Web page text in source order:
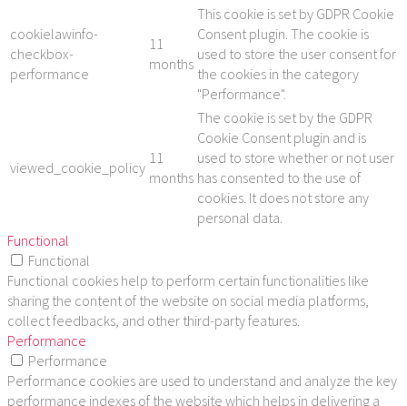
cookielawinfo-
checkbox-
performance
11
months
This cookie is set by GDPR Cookie
Consent plugin. The cookie is
used to store the user consent for
the cookies in the category
"Performance".
viewed_cookie_policy
11
months
The cookie is set by the GDPR
Cookie Consent plugin and is
used to store whether or not user
has consented to the use of
cookies. It does not store any
personal data.
Functional
Functional
Functional cookies help to perform certain functionalities like
sharing the content of the website on social media platforms,
collect feedbacks, and other third-party features.
Performance
Performance
Performance cookies are used to understand and analyze the key
performance indexes of the website which helps in delivering a